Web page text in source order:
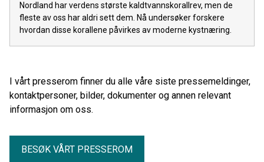
Nordland har verdens største kaldtvannskorallrev, men de
fleste av oss har aldri sett dem. Nå undersøker forskere
hvordan disse korallene påvirkes av moderne kystnæring.
I vårt presserom finner du alle våre siste pressemeldinger,
kontaktpersoner, bilder, dokumenter og annen relevant
informasjon om oss.
BESØK VÅRT PRESSEROM